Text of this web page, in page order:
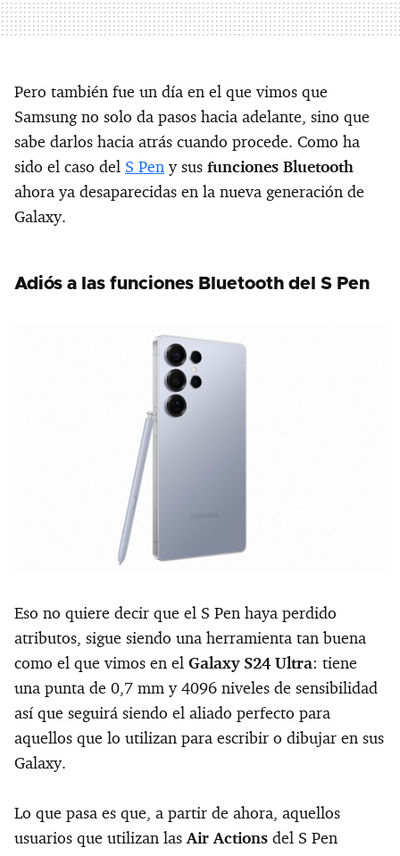
Pero también fue un día en el que vimos que
Samsung no solo da pasos hacia adelante, sino que
sabe darlos hacia atrás cuando procede. Como ha
sido el caso del S Pen y sus funciones Bluetooth
ahora ya desaparecidas en la nueva generación de
Galaxy.
Adiós a las funciones Bluetooth del S Pen
Eso no quiere decir que el S Pen haya perdido
atributos, sigue siendo una herramienta tan buena
como el que vimos en el Galaxy S24 Ultra: tiene
una punta de 0,7 mm y 4096 niveles de sensibilidad
así que seguirá siendo el aliado perfecto para
aquellos que lo utilizan para escribir o dibujar en sus
Galaxy.
Lo que pasa es que, a partir de ahora, aquellos
usuarios que utilizan lasAir Actions del S Pen